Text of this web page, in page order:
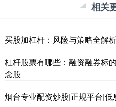
相关
买股加杠杆：风险与策略全解
杠杆股票有哪些：融资融券标
念股
烟台专业配资炒股|正规平台|低